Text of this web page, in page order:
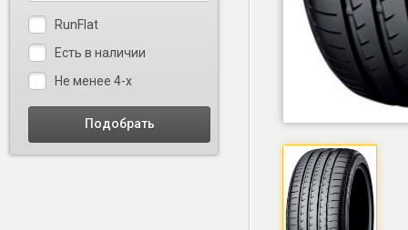
RunFlat
Есть в наличии
Не менее 4-х